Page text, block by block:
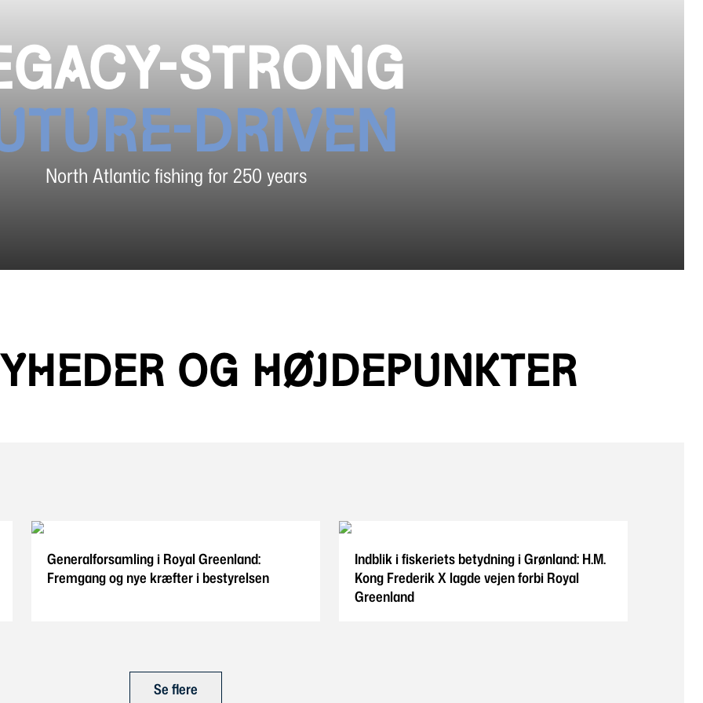
STRONG
DRIVEN
North Atlantic fishing for 250 years
OG HØJDEPUNKTER
Generalforsamling i Royal Greenland:
Fremgang og nye kræfter i bestyrelsen
Indblik i fiskeriets betydning i Grønland: H.M.
Kong Frederik X lagde vejen forbi Royal
Greenland
Se flere